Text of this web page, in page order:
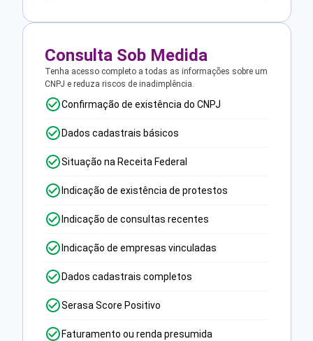
Consulta Sob Medida
Tenha acesso completo a todas as informações sobre um
CNPJ e reduza riscos de inadimplência.
Confirmação de existência do CNPJ
Dados cadastrais básicos
Situação na Receita Federal
Indicação de existência de protestos
Indicação de consultas recentes
Indicação de empresas vinculadas
Dados cadastrais completos
Serasa Score Positivo
Faturamento ou renda presumida